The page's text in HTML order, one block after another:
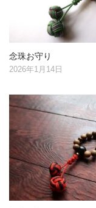
念珠お守り
2026年1月14日